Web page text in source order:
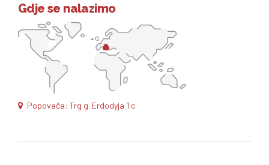
Gdje se nalazimo
Popovača: Trg g. Erdodyja 1 c